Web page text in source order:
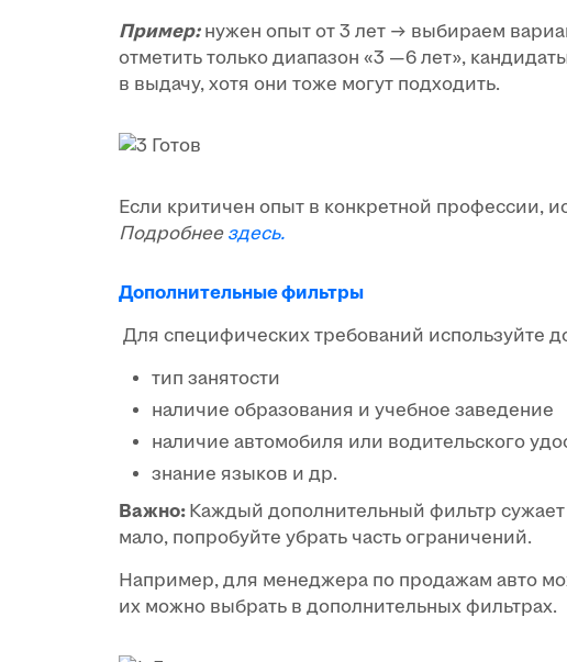
Пример:нужен опыт от 3 лет → выбираем
отметить только диапазон «3 —6 лет»,
в выдачу, хотя они тоже могут подходить.
Если критичен опыт в конкретной профессии,
Подробнее здесь.
Дополнительные фильтры
Для специфических требований используйте
тип занятости
наличие образования и учебное заведение
наличие автомобиля или водительского
знание языков и др.
Важно: Каждый дополнительный фильтр сужает
мало, попробуйте убрать часть ограничений.
Например, для менеджера по продажам авто
их можно выбрать в дополнительных фильтрах.